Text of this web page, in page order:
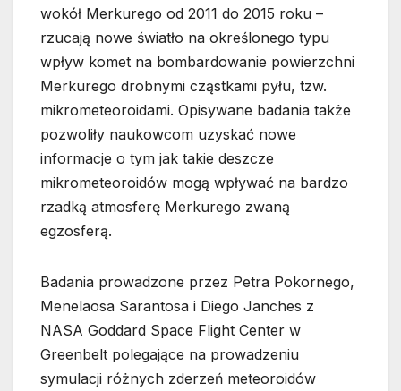
wokół Merkurego od 2011 do 2015 roku –
rzucają nowe światło na określonego typu
wpływ komet na bombardowanie powierzchni
Merkurego drobnymi cząstkami pyłu, tzw.
mikrometeoroidami. Opisywane badania także
pozwoliły naukowcom uzyskać nowe
informacje o tym jak takie deszcze
mikrometeoroidów mogą wpływać na bardzo
rzadką atmosferę Merkurego zwaną
egzosferą.
Badania prowadzone przez Petra Pokornego,
Menelaosa Sarantosa i Diego Janches z
NASA Goddard Space Flight Center w
Greenbelt polegające na prowadzeniu
symulacji różnych zderzeń meteoroidów